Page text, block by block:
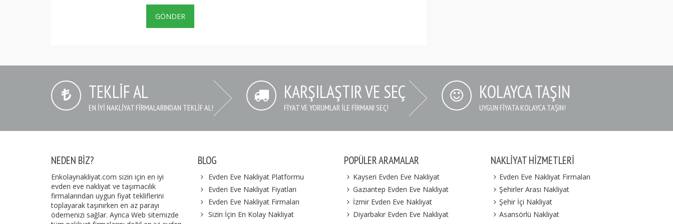
TEKLIF AL
EN IYI NAKLIYAT FIRMALARINDAN TEKLIF AL!
KARŞILAŞTIR VE SEÇ
FIYAT VE YORUMLAR İLE FIRMANI SEÇ!
KOLAYCA TAŞIN
UYGUN FIYATA KOLAYCA TAŞIN!
NEDEN BIZ?
Enkolaynakliyat.com sizin için en iyi
evden eve nakliyat ve taşımacılık
firmalarından uygun fiyat tekliflerini
toplayarak taşınırken en az parayı
ödemenizi sağlar. Ayrıca Web sitemizde
BLOG
Evden Eve Nakliyat Platformu
Evden Eve Nakliyat Fiyatları
Evden Eve Nakliyat Firmaları
Sizin İçin En Kolay Nakliyat
POPÜLER ARAMALAR
Kayseri Evden Eve Nakliyat
Gaziantep Evden Eve Nakliyat
İzmir Evden Eve Nakliyat
Diyarbakır Evden Eve Nakliyat
NAKLIYAT HIZMETLERI
Evden Eve Nakliyat Firmaları
Şehirler Arası Nakliyat
Şehir İçi Nakliyat
Asansörlü Nakliyat